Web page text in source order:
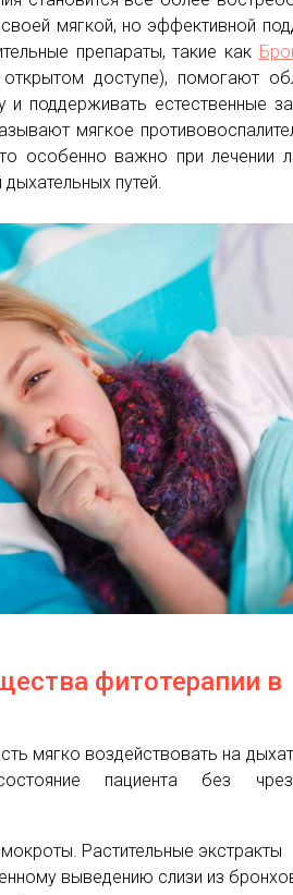
мягкой, но эффективной
препараты, такие как
доступе), помогают
поддерживать естественные
мягкое
особенно важно при лечении
путей.
фитотерапии в
мягко воздействовать на
пациента без
Растительные экстракты
выведению слизи из